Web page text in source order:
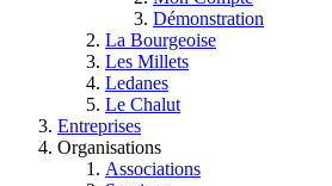
Démonstration
La Bourgeoise
Les Millets
Ledanes
Le Chalut
Entreprises
Organisations
Associations